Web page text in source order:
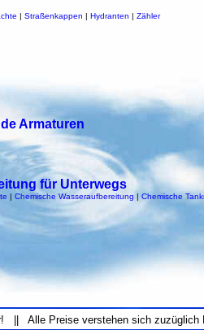
| Straßenkappen | Hydranten | Zähler
Armaturen
für Unterwegs
| Chemische Wasseraufbereitung | Chemische
|| Alle Preise verstehen sich zuzüglich